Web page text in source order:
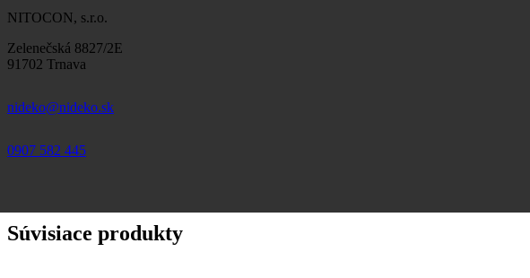
NITOCON, s.r.o.
Zelenečská 8827/2E
91702 Trnava
nideko@nideko.sk
0907 582 445
Súvisiace produkty